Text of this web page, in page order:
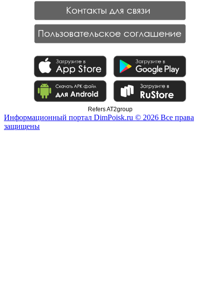
Refers AT2group
Информационный портал DimPoisk.ru © 2026 Все права
защищены